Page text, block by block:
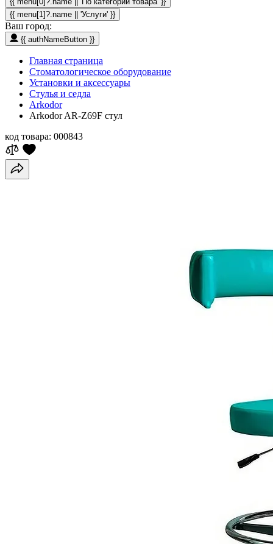
{{ menu[1]?.name || 'Услуги' }}
Ваш город:
{{ authNameButton }}
Главная страница
Стоматологическое оборудование
Установки и аксессуары
Стулья и седла
Arkodor
Arkodor AR-Z69F стул
код товара: 000843